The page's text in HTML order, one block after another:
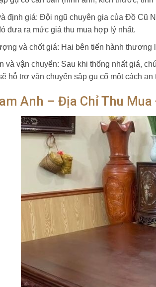
định giá: Đội ngũ chuyên gia của Đồ Cũ
đưa ra mức giá thu mua hợp lý nhất.
và chốt giá: Hai bên tiến hành thương
và vận chuyển: Sau khi thống nhất giá,
hỗ trợ vận chuyển sập gụ cổ một cách
Anh – Địa Chỉ Thu Mua